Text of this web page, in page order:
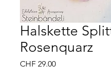
Halskette
Rosenquarz
CHF 29.00Preis